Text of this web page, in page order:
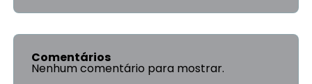
Comentários
Nenhum comentário para mostrar.